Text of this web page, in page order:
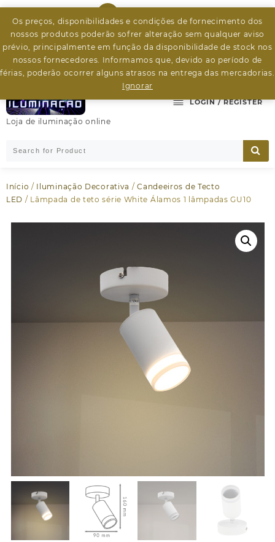
Os preços, disponibilidades e condições de fornecimento dos
nossos produtos poderão sofrer alteração sem qualquer aviso
prévio, principalmente em função da disponibilidade de stock nos
nossos fornecedores. Informamos que, devido ao período de
férias, poderão ocorrer alguns atrasos na entrega das mercadorias.
Ignorar
Skip
content
byleds.led2@gmail.com
Loja de iluminação online
LOGIN / REGISTER
Início / Iluminação Decorativa /Candeeiros de Tecto
LED / Lâmpada de teto série White Álamos 1 lâmpadas GU10